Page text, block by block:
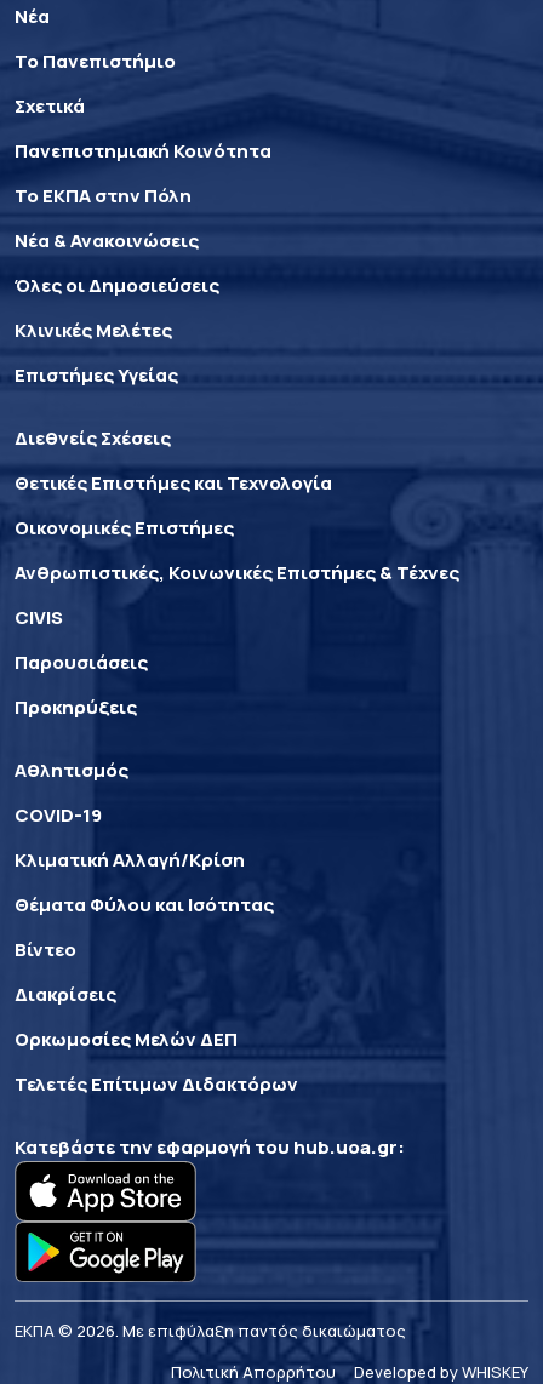
Νέα
Το Πανεπιστήμιο
Σχετικά
Πανεπιστημιακή Κοινότητα
Το ΕΚΠΑ στην Πόλη
Νέα & Ανακοινώσεις
Όλες οι Δημοσιεύσεις
Κλινικές Μελέτες
Επιστήμες Υγείας
Διεθνείς Σχέσεις
Θετικές Επιστήμες και Τεχνολογία
Οικονομικές Επιστήμες
Ανθρωπιστικές, Κοινωνικές Επιστήμες & Τέχνες
CIVIS
Παρουσιάσεις
Προκηρύξεις
Αθλητισμός
COVID-19
Κλιματική Αλλαγή/Κρίση
Θέματα Φύλου και Ισότητας
Βίντεο
Διακρίσεις
Ορκωμοσίες Μελών ΔΕΠ
Τελετές Επίτιμων Διδακτόρων
Κατεβάστε την εφαρμογή του hub.uoa.gr:
ΕΚΠΑ © 2026. Με επιφύλαξη παντός δικαιώματος
Πολιτική Απορρήτου
Developed by WHISKEY